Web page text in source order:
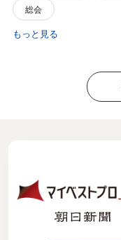
総会
もっと見る